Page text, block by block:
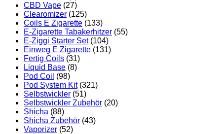
CBD Vape (27)
Clearomizer (125)
Coils E Zigarette (133)
E-Zigarette Tabakerhitzer (55)
E-Ziggi Starter Set (104)
Einweg E Zigarette (131)
Fertig Coils (31)
Liquid Base (8)
Pod Coil (98)
Pod System Kit (321)
Selbstwickler (51)
Selbstwickler Zubehör (20)
Shicha (88)
Shicha Zubehör (43)
Vaporizer (52)